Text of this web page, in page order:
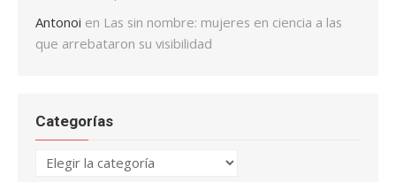
Antonoi en Las sin nombre: mujeres en ciencia a las
que arrebataron su visibilidad
Categorías
Categorías